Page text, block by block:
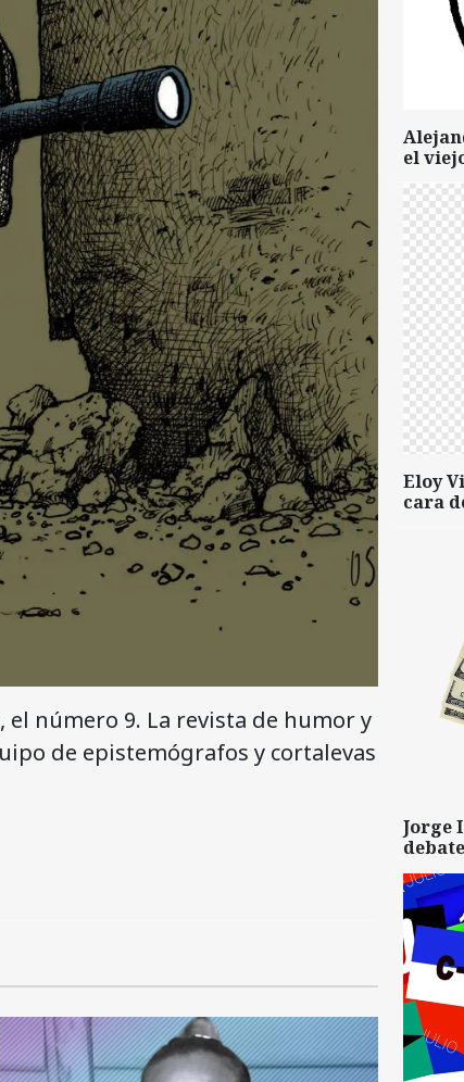
el número 9. La revista de humor y
de epistemógrafos y cortalevas
el
Eloy
cara
Jorge